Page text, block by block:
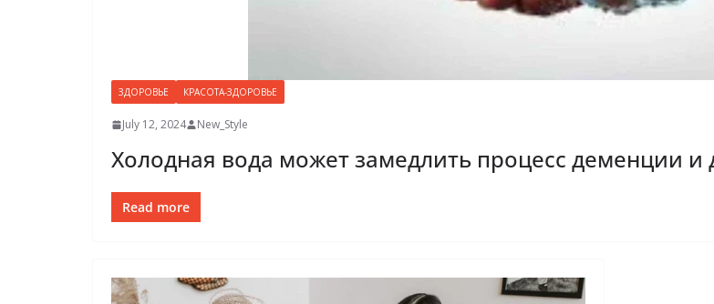
ЗДОРОВЬЕ КРАСОТА-ЗДОРОВЬЕ
July 12, 2024 New_Style
Холодная вода может замедлить процесс деменции и
Read more